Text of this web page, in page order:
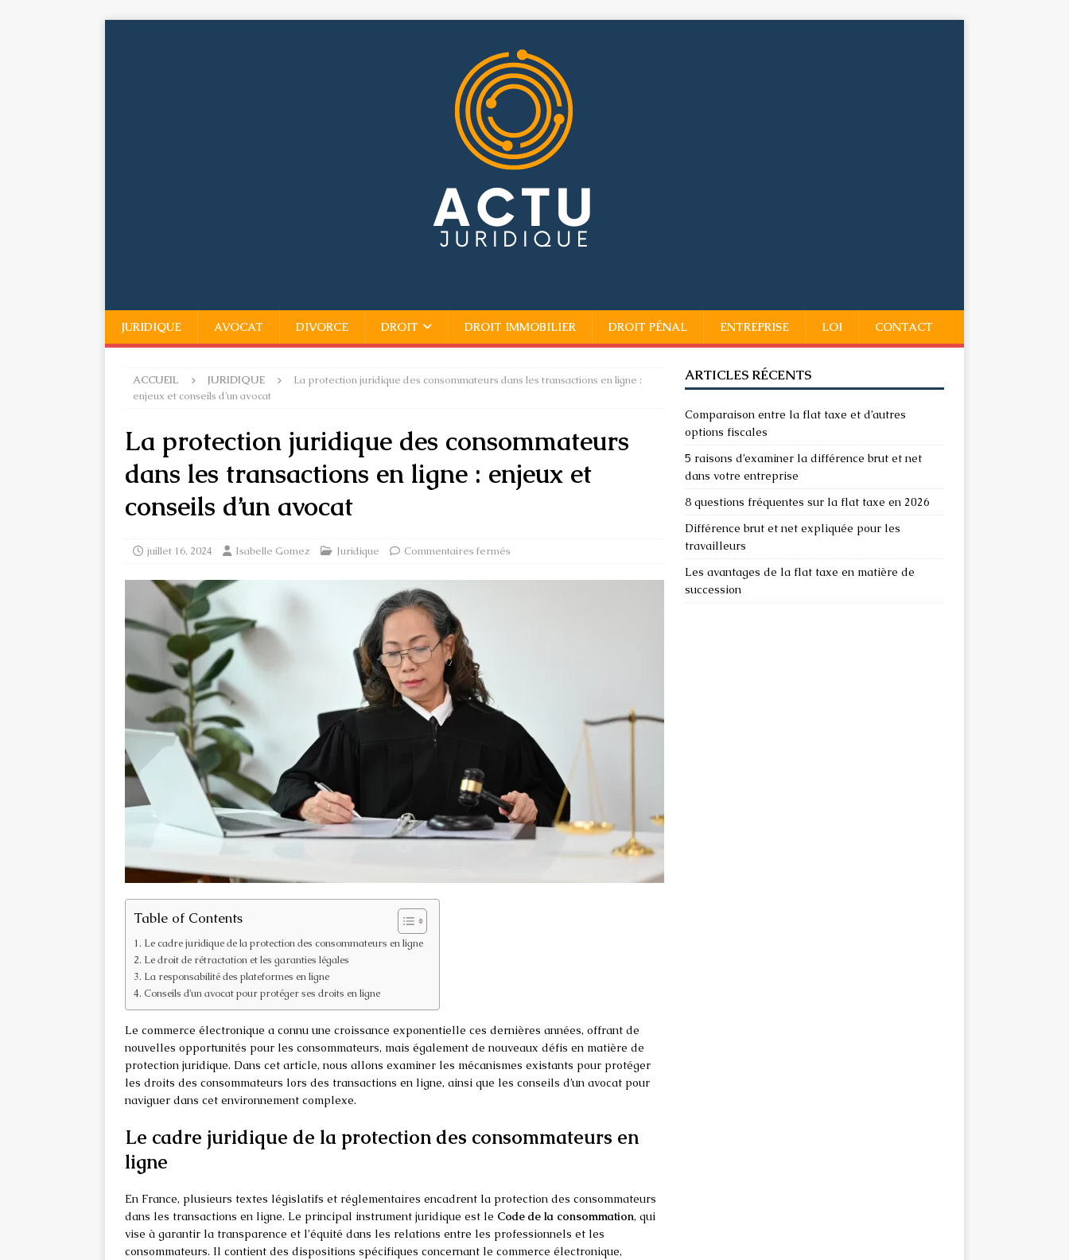
JURIDIQUE AVOCAT DIVORCE DROIT DROIT IMMOBILIER DROIT PÉNAL ENTREPRISE LOI CONTACT
ACCUEIL JURIDIQUE
La protection juridique des consommateurs dans les transactions en ligne :
enjeux et conseils d’un avocat
La protection juridique des consommateurs
dans les transactions en ligne : enjeux et
conseils d’un avocat
juillet 16, 2024 Isabelle Gomez Juridique Commentaires fermés
Table of Contents
Le cadre juridique de la protection des consommateurs en ligne
Le droit de rétractation et les garanties légales
La responsabilité des plateformes en ligne
Conseils d’un avocat pour protéger ses droits en ligne
Le commerce électronique a connu une croissance exponentielle ces dernières années, offrant de
nouvelles opportunités pour les consommateurs, mais également de nouveaux défis en matière de
protection juridique. Dans cet article, nous allons examiner les mécanismes existants pour protéger
les droits des consommateurs lors des transactions en ligne, ainsi que les conseils d’un avocat pour
naviguer dans cet environnement complexe.
Le cadre juridique de la protection des consommateurs en
ligne
En France, plusieurs textes législatifs et réglementaires encadrent la protection des consommateurs
dans les transactions en ligne. Le principal instrument juridique est le Code de la consommation, qui
vise à garantir la transparence et l’équité dans les relations entre les professionnels et les
consommateurs. Il contient des dispositions spécifiques concernant le commerce électronique,
ARTICLES RÉCENTS
Comparaison entre la flat taxe et d’autres
options fiscales
5 raisons d’examiner la différence brut et net
dans votre entreprise
8 questions fréquentes sur la flat taxe en 2026
Différence brut et net expliquée pour les
travailleurs
Les avantages de la flat taxe en matière de
succession